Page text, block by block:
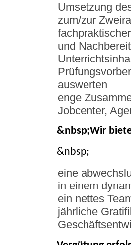
Umsetzung
zum/zur
und
auswerten
enge
Jobcenter,
&nbsp;Wir
&nbsp;
eine
in einem
ein nettes
jährliche